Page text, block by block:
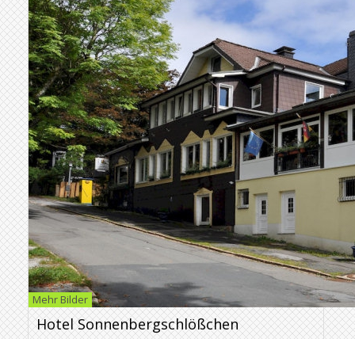
Mehr Bilder
Hotel Sonnenbergschlößchen